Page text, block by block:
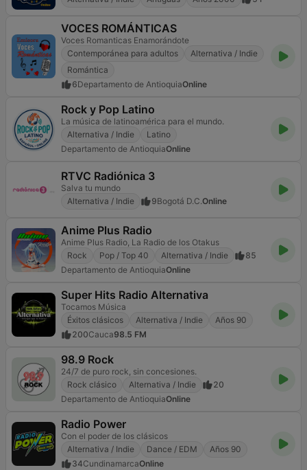
VOCES ROMÁNTICAS
Voces Romanticas Enamorándote
Contemporánea para adultos
Alternativa / Indie
Romántica
6Departamento de AntioquiaOnline
Rock y Pop Latino
La música de latinoamérica para el mundo.
Alternativa / Indie
Latino
Departamento de AntioquiaOnline
RTVC Radiónica 3
Salva tu mundo
Alternativa / Indie
9Bogotá D.C.Online
Anime Plus Radio
Anime Plus Radio, La Radio de los Otakus
Rock
Pop / Top 40 Alternativa / Indie
85
Departamento de AntioquiaOnline
Super Hits Radio Alternativa
Tocamos Música
Éxitos clásicos
Alternativa / Indie
Años 90
200Cauca98.5 FM
98.9 Rock
24/7 de puro rock, sin concesiones.
Rock clásico
Alternativa / Indie
20
Departamento de AntioquiaOnline
Radio Power
Con el poder de los clásicos
Alternativa / Indie
Dance / EDM
Años 90
34CundinamarcaOnline